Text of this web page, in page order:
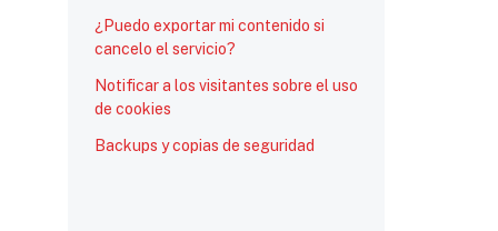
¿Puedo exportar mi contenido si
cancelo el servicio?
Notificar a los visitantes sobre el uso
de cookies
Backups y copias de seguridad